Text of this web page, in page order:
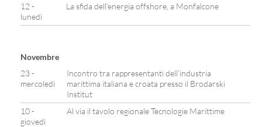
12 -
lunedì
La sfida dell’energia offshore, a Monfalcone
Novembre
23 -
mercoledì
Incontro tra rappresentanti dell’industria
marittima italiana e croata presso il Brodarski
Institut
10 -
giovedì
Al via il tavolo regionale Tecnologie Marittime